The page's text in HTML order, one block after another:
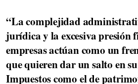
“La complejidad
jurídica y la excesiva presión
empresas actúan como un
que quieren dar un salto en
Impuestos como el de